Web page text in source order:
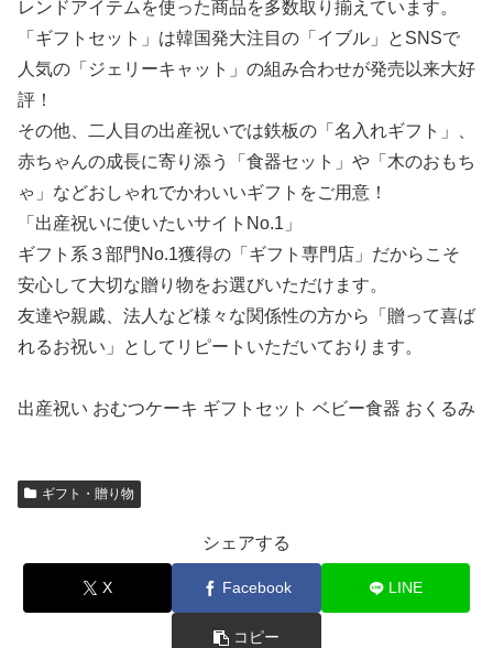
レンドアイテムを使った商品を多数取り揃えています。
「ギフトセット」は韓国発大注目の「イブル」とSNSで
人気の「ジェリーキャット」の組み合わせが発売以来大好
評！
その他、二人目の出産祝いでは鉄板の「名入れギフト」、
赤ちゃんの成長に寄り添う「食器セット」や「木のおもち
ゃ」などおしゃれでかわいいギフトをご用意！
「出産祝いに使いたいサイトNo.1」
ギフト系３部門No.1獲得の「ギフト専門店」だからこそ
安心して大切な贈り物をお選びいただけます。
友達や親戚、法人など様々な関係性の方から「贈って喜ば
れるお祝い」としてリピートいただいております。
出産祝い おむつケーキ ギフトセット ベビー食器 おくるみ
ギフト・贈り物
シェアする
X Facebook LINE
コピー